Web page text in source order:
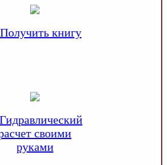
Получить книгу
Гидравлический
своими
руками